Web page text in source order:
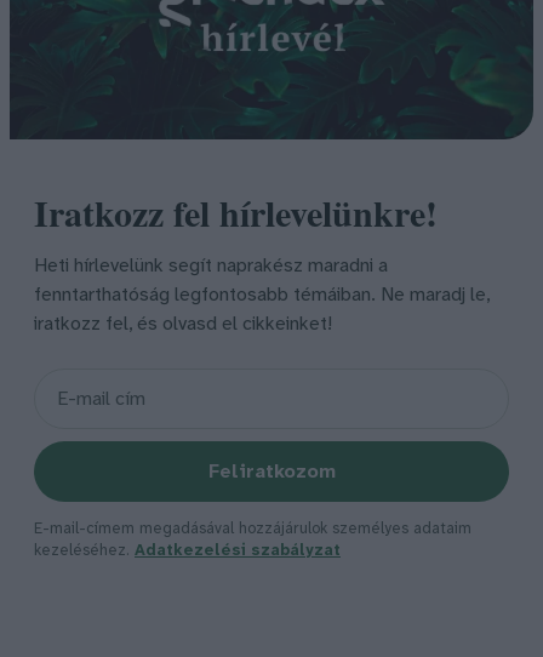
Iratkozz fel hírlevelünkre!
Heti hírlevelünk segít naprakész maradni a
fenntarthatóság legfontosabb témáiban. Ne maradj le,
iratkozz fel, és olvasd el cikkeinket!
Feliratkozom
E-mail-címem megadásával hozzájárulok személyes adataim
kezeléséhez. Adatkezelési szabályzat